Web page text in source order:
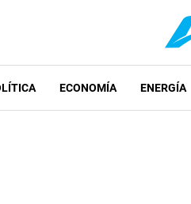
ECONOMÍA ENERGÍA